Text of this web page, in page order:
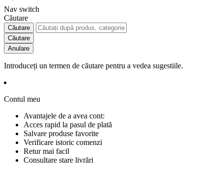
Nav switch
Căutare
Căutare
Căutare
Anulare
Introduceți un termen de căutare pentru a vedea sugestiile.
Contul meu
Avantajele de a avea cont:
Acces rapid la pasul de plată
Salvare produse favorite
Verificare istoric comenzi
Retur mai facil
Consultare stare livrări